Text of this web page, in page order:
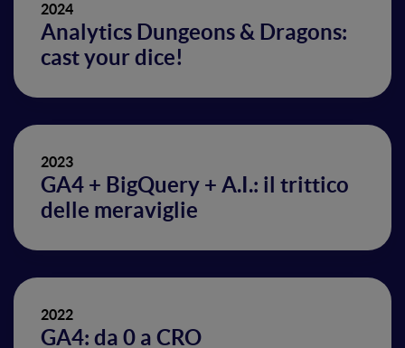
2024
Analytics Dungeons & Dragons:
cast your dice!
2023
GA4 + BigQuery + A.I.: il trittico
delle meraviglie
2022
GA4: da 0 a CRO